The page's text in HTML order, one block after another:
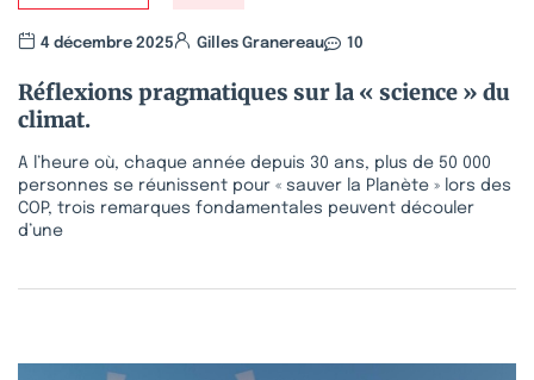
4 décembre 2025 Gilles Granereau 10
Réflexions pragmatiques sur la « science » du
climat.
A l’heure où, chaque année depuis 30 ans, plus de 50 000
personnes se réunissent pour « sauver la Planète » lors des
COP, trois remarques fondamentales peuvent découler
d’une